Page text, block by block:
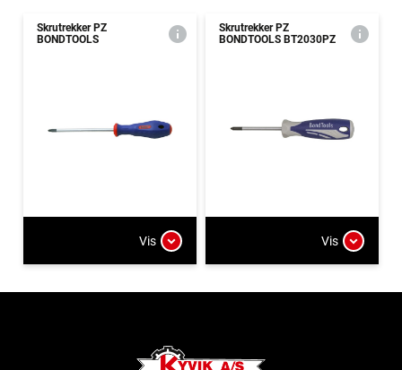
Skrutrekker PZ
BONDTOOLS
Vis
Skrutrekker PZ
BONDTOOLS BT2030PZ
Vis